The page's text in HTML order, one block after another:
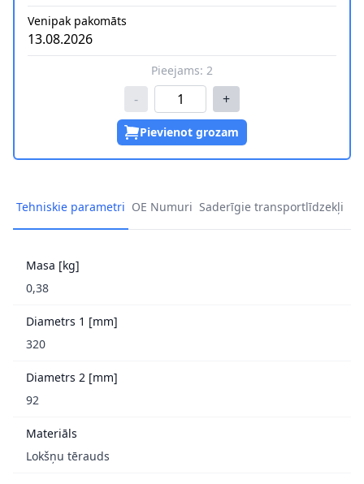
Venipak pakomāts
13.08.2026
Pieejams: 2
- +
Pievienot grozam
Tehniskie parametri OE Numuri Saderīgie transportlīdzekļi
Masa [kg]
0,38
Diametrs 1 [mm]
320
Diametrs 2 [mm]
92
Materiāls
Lokšņu tērauds